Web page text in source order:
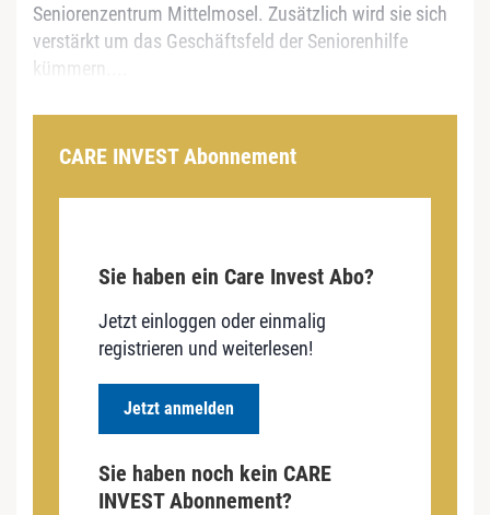
Seniorenzentrum Mittelmosel. Zusätzlich wird sie sich
verstärkt um das Geschäftsfeld der Seniorenhilfe
kümmern....
CARE INVEST Abonnement
Sie haben ein Care Invest Abo?
Jetzt einloggen oder einmalig
registrieren und weiterlesen!
Jetzt anmelden
Sie haben noch kein CARE
INVEST Abonnement?